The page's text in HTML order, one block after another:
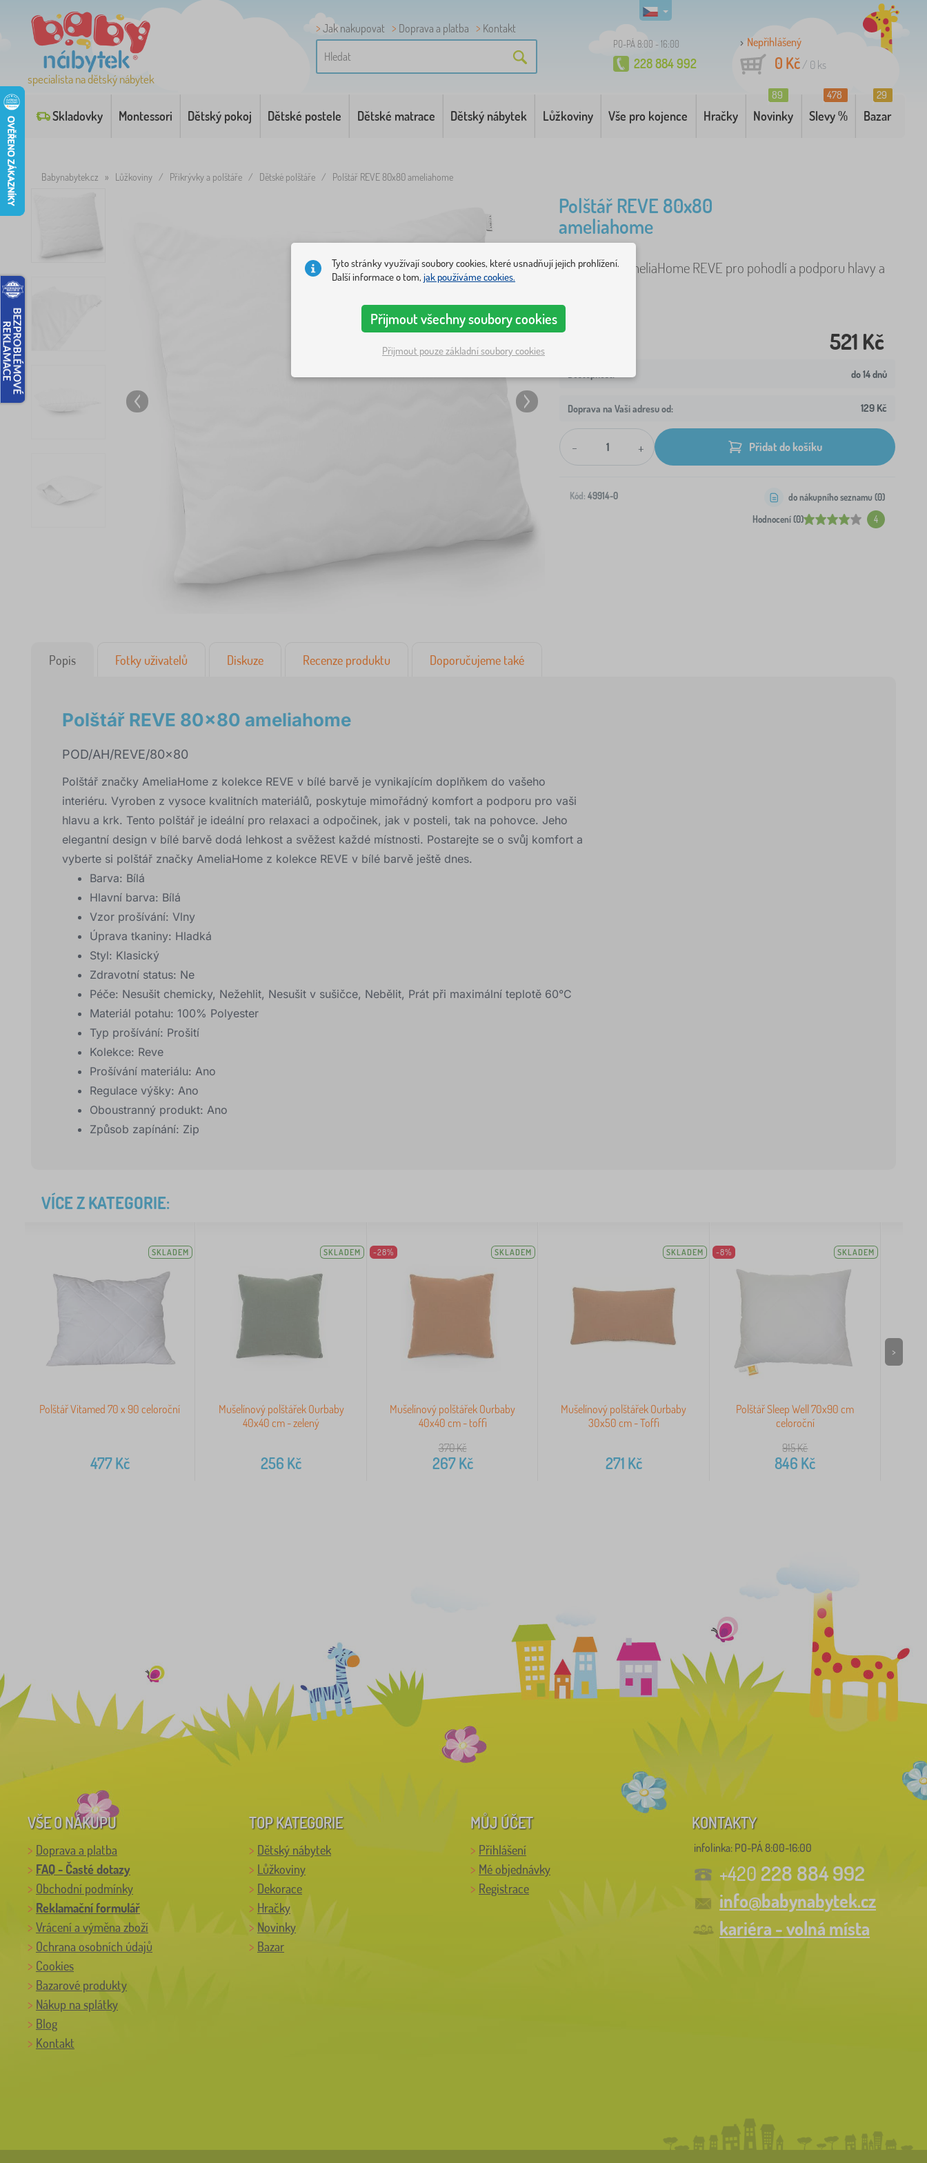
specialista na dětský nábytek
Jak nakupovat Doprava a platba Kontakt
PO-PÁ 8:00 - 16:00
228 884 992
Nepřihlášený
0 Kč/ 0 ks
Skladovky Montessori Dětský pokoj Dětské postele Dětské matrace Dětský nábytek Lůžkoviny Vše pro kojence Hračky Novinky
89
Slevy %
478
Bazar
29
Babynabytek.cz » Lůžkoviny / Přikrývky a polštáře / Dětské polštáře / Polštář REVE 80x80 ameliahome
Polštář REVE 80x80
ameliahome
Bílý polštář AmeliaHome REVE pro pohodlí a podporu hlavy a
521 Kč
do 14 dnů
Doprava na Vaši adresu od: 129 Kč
- + Přidat do košíku
Kód: 49914-0
Hodnocení (0) 4
do nákupního seznamu (0)
Popis Fotky uživatelů Diskuze Recenze produktu Doporučujeme také
Polštář REVE 80x80 ameliahome
POD/AH/REVE/80x80
Polštář značky AmeliaHome z kolekce REVE v bílé barvě je vynikajícím doplňkem do vašeho
interiéru. Vyroben z vysoce kvalitních materiálů, poskytuje mimořádný komfort a podporu pro vaši
hlavu a krk. Tento polštář je ideální pro relaxaci a odpočinek, jak v posteli, tak na pohovce. Jeho
elegantní design v bílé barvě dodá lehkost a svěžest každé místnosti. Postarejte se o svůj komfort a
vyberte si polštář značky AmeliaHome z kolekce REVE v bílé barvě ještě dnes.
Barva: Bílá
Hlavní barva: Bílá
Vzor prošívání: Vlny
Úprava tkaniny: Hladká
Styl: Klasický
Zdravotní status: Ne
Péče: Nesušit chemicky, Nežehlit, Nesušit v sušičce, Nebělit, Prát při maximální teplotě 60°C
Materiál potahu: 100% Polyester
Typ prošívání: Prošití
Kolekce: Reve
Prošívání materiálu: Ano
Regulace výšky: Ano
Oboustranný produkt: Ano
Způsob zapínání: Zip
VÍCE Z KATEGORIE:
SKLADEM
Polštář Vitamed 70 x 90 celoroční
477Kč
SKLADEM
Mušelínový polštářek Ourbaby
40x40 cm - zelený
256 Kč
-28% SKLADEM
Mušelínový polštářek Ourbaby
40x40 cm - toffi
370Kč
267Kč
SKLADEM
Mušelínový polštářek Ourbaby
30x50 cm - Toffi
271 Kč
-8% SKLADEM
Polštář Sleep Well 70x90 cm
celoroční
915Kč
846 Kč
>
VŠE O NÁKUPU
Doprava a platba
FAQ - Časté dotazy
Obchodní podmínky
Reklamační formulář
Vrácení a výměna zboží
Ochrana osobních údajů
Cookies
Bazarové produkty
Nákup na splátky
Blog
Kontakt
TOP KATEGORIE
Dětský nábytek
Lůžkoviny
Dekorace
Hračky
Novinky
Bazar
MŮJ ÚČET
Přihlášení
Mé objednávky
Registrace
KONTAKTY
infolinka: PO-PÁ 8:00-16:00
+420 228 884 992
info@babynabytek.cz
kariéra - volná místa
Tyto stránky využívají soubory cookies, které usnadňují jejich prohlížení.
Další informace o tom, jak používáme cookies.
Přijmout všechny soubory cookies
Přijmout pouze základní soubory cookies